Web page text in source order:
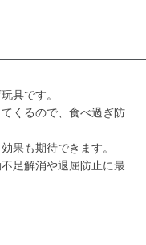
具です。
くるので、食べ過ぎ防
果も期待できます。
足解消や退屈防止に最